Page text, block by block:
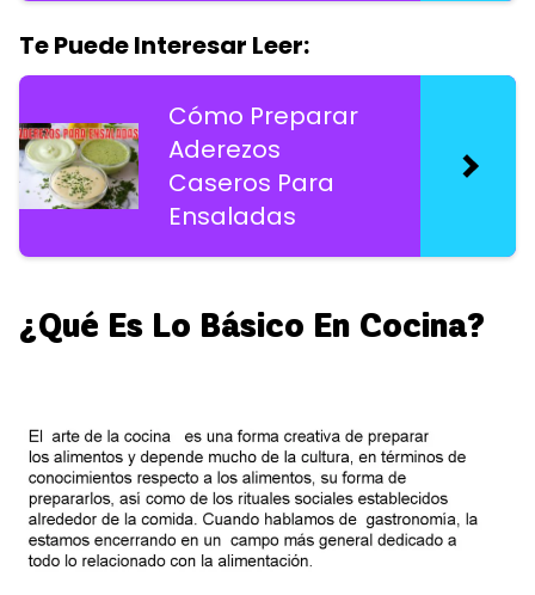
Te Puede Interesar Leer:
Cómo Preparar
Aderezos
Caseros Para
Ensaladas
¿Qué Es Lo Básico En Cocina?